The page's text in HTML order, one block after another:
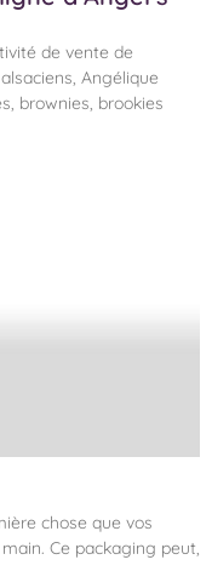
de vente de
Angélique
brownies, brookies
chose que vos
Ce packaging peut,